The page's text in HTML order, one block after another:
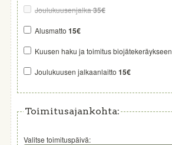
Joulukuusenjalka35€
Alusmatto 15€
Kuusen haku ja toimitus biojätekeräykseen
Joulukuusen jalkaanlaitto 15€
Toimitusajankohta:
Valitse toimituspäivä: